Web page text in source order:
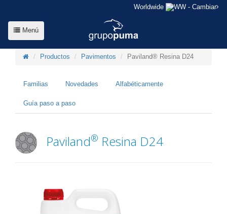
Worldwide - Cambiar
Menú
Productos Pavimentos Paviland® Resina D24
Familias Novedades Alfabéticamente
Guía paso a paso
Paviland® Resina D24